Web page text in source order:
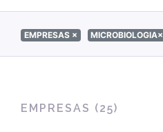
EMPRESAS× MICROBIOLOGIA×
EMPRESAS (25)